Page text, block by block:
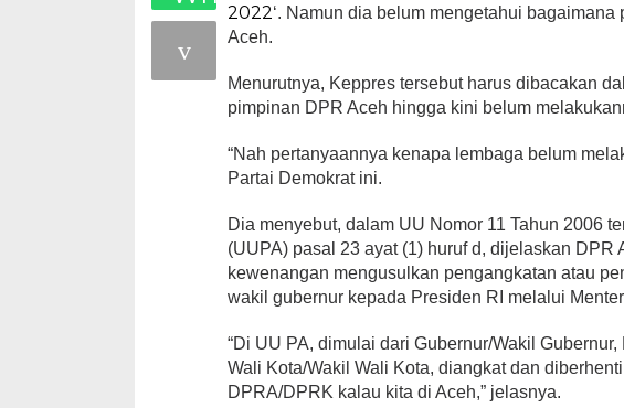
2022‘. Namun dia belum mengetahui
Aceh.
Menurutnya, Keppres tersebut harus dibacakan
pimpinan DPR Aceh hingga kini belum
“Nah pertanyaannya kenapa lembaga belum
Partai Demokrat ini.
Dia menyebut, dalam UU Nomor 11 Tahun 2006
(UUPA) pasal 23 ayat (1) huruf d, dijelaskan DPR
kewenangan mengusulkan pengangkatan atau
wakil gubernur kepada Presiden RI melalui
“Di UU PA, dimulai dari Gubernur/Wakil
Wali Kota/Wakil Wali Kota, diangkat dan
DPRA/DPRK kalau kita di Aceh,” jelasnya.